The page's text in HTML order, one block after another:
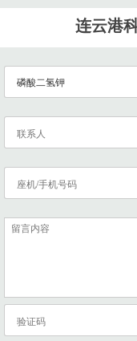
连云港